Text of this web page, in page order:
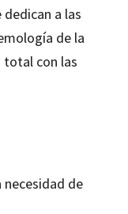
a las
de la
total con las
de